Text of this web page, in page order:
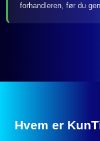
forhandleren, før du
Hvem er